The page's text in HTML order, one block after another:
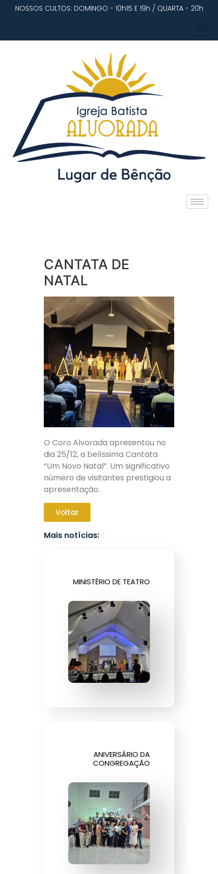
NOSSOS CULTOS: DOMINGO - 10h15 E 19h / QUARTA - 20h
CANTATA DE
NATAL
O Coro Alvorada apresentou no
dia 25/12, a belíssima Cantata
“Um Novo Natal”. Um significativo
número de visitantes prestigiou a
apresentação.
Voltar
Mais notícias:
MINISTÉRIO DE TEATRO
ANIVERSÁRIO DA
CONGREGAÇÃO